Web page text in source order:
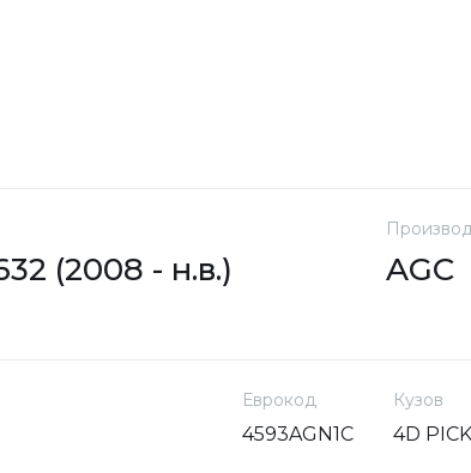
(2008 - н.в.) AGC
Еврокод
4593AGN1C
Кузов
4D